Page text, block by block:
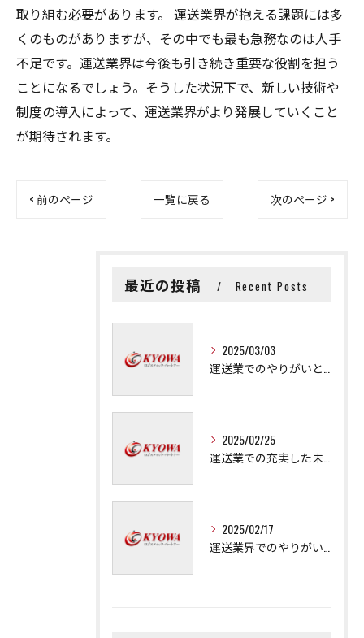
取り組む必要があります。 運送業界が抱える課題には多
くのものがありますが、その中でも最も急務なのは人手
不足です。運送業界は今後も引き続き重要な役割を担う
ことになるでしょう。そうした状況下で、新しい技術や
制度の導入によって、運送業界がより発展していくこと
が期待されます。
< 前のページ 一覧に戻る 次のページ >
最近の投稿 Recent Posts
2025/03/03
2025/02/25
2025/02/17